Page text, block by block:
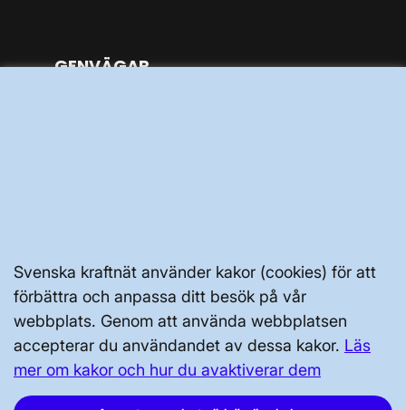
Svenska kraftnät använder kakor (cookies) för att
förbättra och anpassa ditt besök på vår
webbplats. Genom att använda webbplatsen
accepterar du användandet av dessa kakor. Läs
mer om kakor och hur du avaktiverar dem
Svenska kraftnät, Box 1200, 172 24
Sundbyberg
GENVÄGAR